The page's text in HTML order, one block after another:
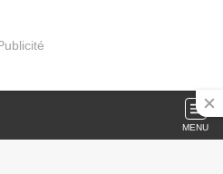
MENU